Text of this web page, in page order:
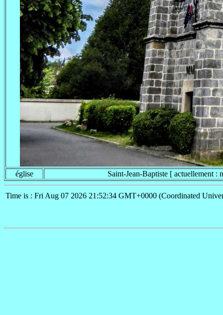
église Saint-Jean-Baptiste [ actuellement :
Time is : Fri Aug 07 2026 21:52:34 GMT+0000 (Coordinated